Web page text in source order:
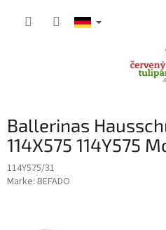
Ballerinas
114X575 114Y575
114Y575/31
Marke: BEFADO